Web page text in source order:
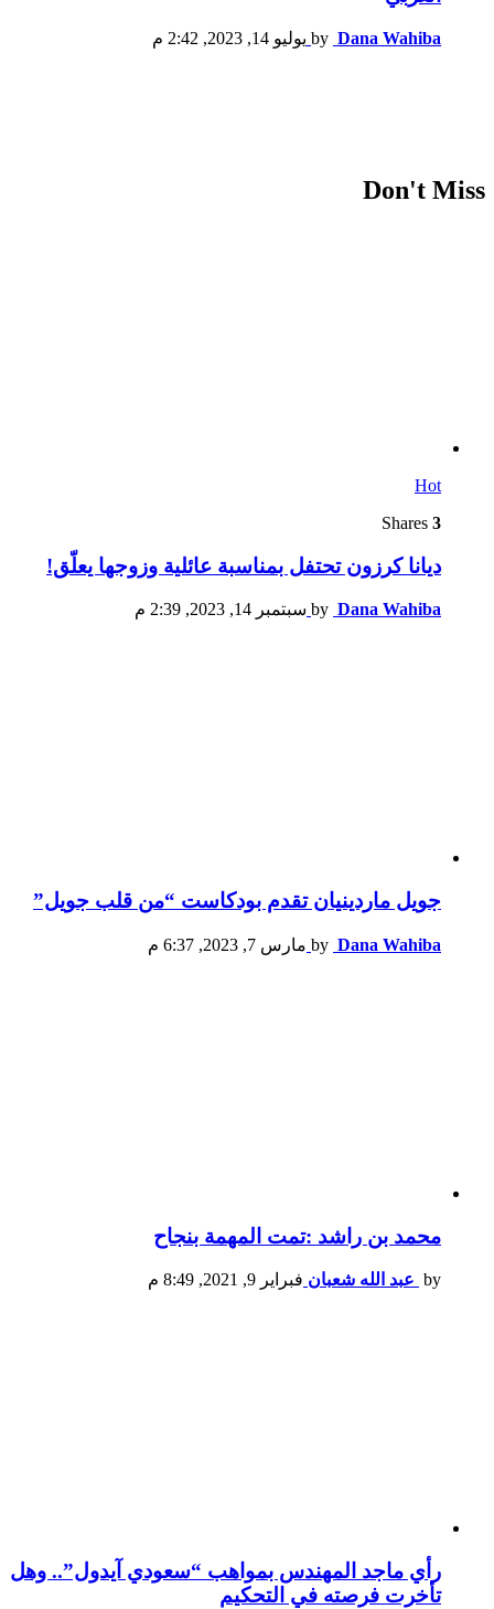
by Dana Wahiba يوليو 14, 2023, 2:42 م
Don't Miss
Hot
3
ديانا كرزون تحتفل بمناسبة عائلية وزوجها يعلّق!
by Dana Wahiba سبتمبر 14, 2023, 2:39 م
جويل ماردينيان تقدم بودكاست “من قلب جويل”
by Dana Wahiba مارس 7, 2023, 6:37 م
محمد بن راشد :تمت المهمة بنجاح
by عبد الله شعبان فبراير 9, 2021, 8:49 م
رأي ماجد المهندس بمواهب “سعودي آيدول”.. وهل
تأخرت فرصته في التحكيم